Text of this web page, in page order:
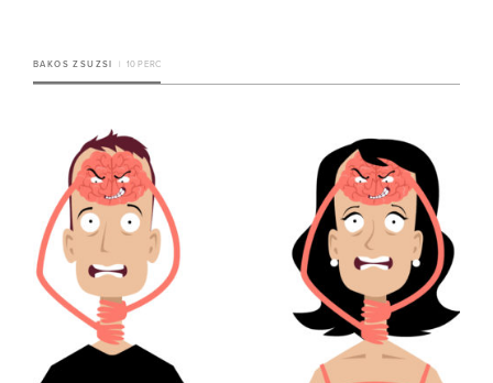
BAKOS ZSUZSI 10 PERC